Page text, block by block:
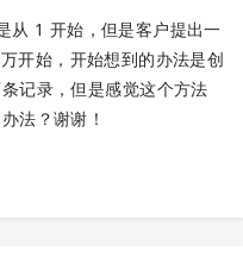
从 1 开始，但是客户提出一
开始，开始想到的办法是创
记录，但是感觉这个方法
法？谢谢！